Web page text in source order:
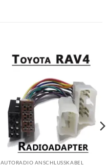
AUTORADIO ANSCHLUSSKABEL